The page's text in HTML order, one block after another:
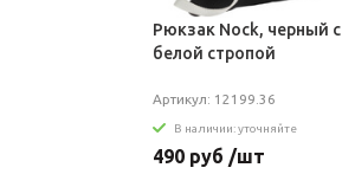
Рюкзак Nock, черный с
белой стропой
Артикул: 12199.36
В наличии: уточняйте
490 руб /шт